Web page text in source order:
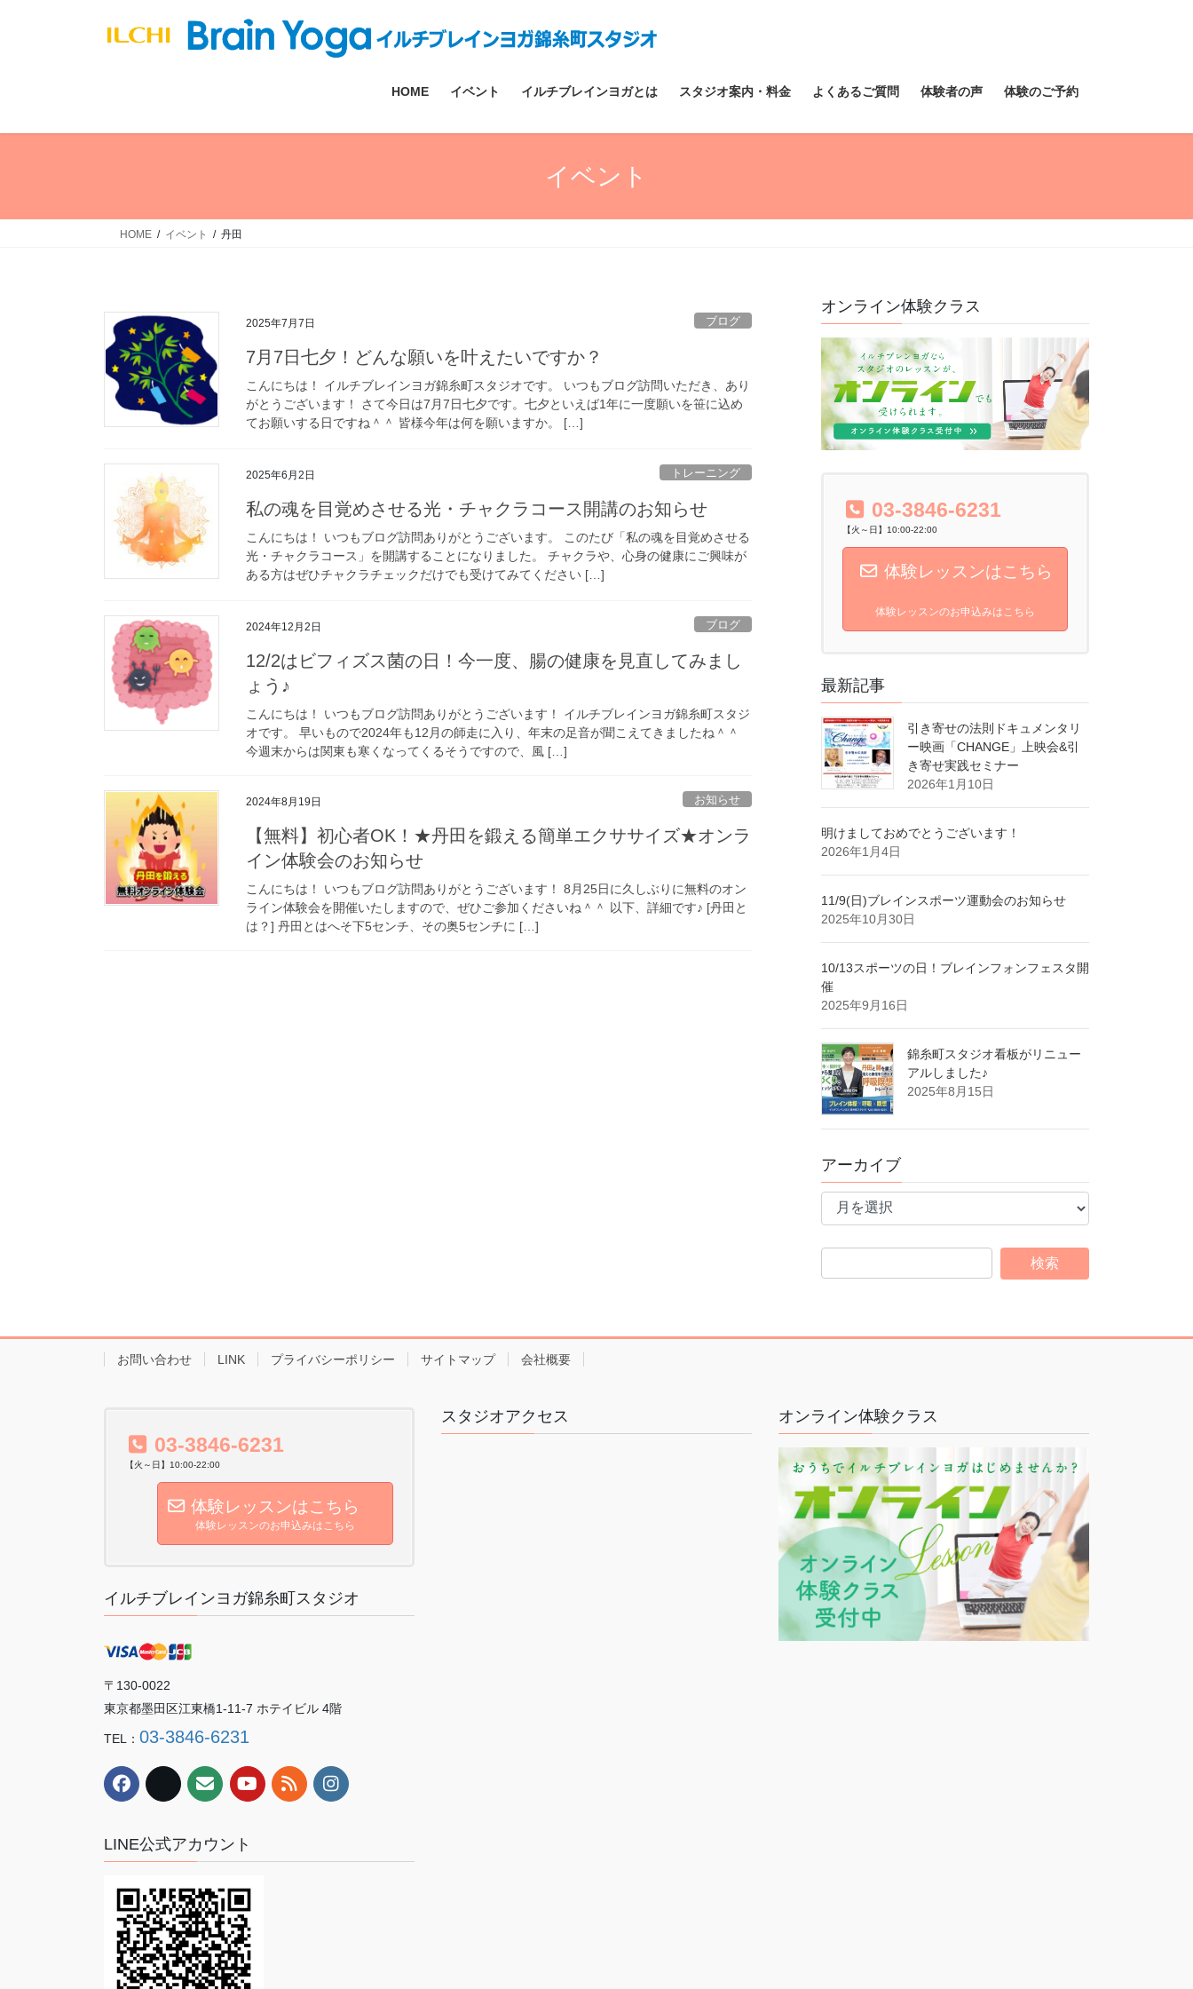
ス
ン
HOME イベント イルチブレインヨガとは スタジオ案内・料金 よくあるご質問 体験者の声 体験のご予約
イベント
HOME イベント 丹田
2025年7月7日 ブログ
7月7日七夕！どんな願いを叶えたいですか？
こんにちは！ イルチブレインヨガ錦糸町スタジオです。 いつもブログ訪問いただき、あり
がとうございます！ さて今日は7月7日七夕です。七夕といえば1年に一度願いを笹に込め
てお願いする日ですね＾＾ 皆様今年は何を願いますか。 […]
2025年6月2日 トレーニング
私の魂を目覚めさせる光・チャクラコース開講のお知らせ
こんにちは！ いつもブログ訪問ありがとうございます。 このたび「私の魂を目覚めさせる
光・チャクラコース」を開講することになりました。 チャクラや、心身の健康にご興味が
ある方はぜひチャクラチェックだけでも受けてみてください […]
2024年12月2日 ブログ
12/2はビフィズス菌の日！今一度、腸の健康を見直してみまし
ょう♪
こんにちは！ いつもブログ訪問ありがとうございます！ イルチブレインヨガ錦糸町スタジ
オです。 早いもので2024年も12月の師走に入り、年末の足音が聞こえてきましたね＾＾
今週末からは関東も寒くなってくるそうですので、風 […]
2024年8月19日 お知らせ
【無料】初心者OK！★丹田を鍛える簡単エクササイズ★オンラ
イン体験会のお知らせ
こんにちは！ いつもブログ訪問ありがとうございます！ 8月25日に久しぶりに無料のオン
ライン体験会を開催いたしますので、ぜひご参加くださいね＾＾ 以下、詳細です♪ [丹田と
は？] 丹田とはへそ下5センチ、その奥5センチに […]
オンライン体験クラス
03-3846-6231
【火～日】10:00-22:00
体験レッスンはこちら
体験レッスンのお申込みはこちら
最新記事
引き寄せの法則ドキュメンタリ
ー映画「CHANGE」上映会&引
き寄せ実践セミナー
2026年1月10日
明けましておめでとうございます！
2026年1月4日
11/9(日)ブレインスポーツ運動会のお知らせ
2025年10月30日
10/13スポーツの日！ブレインフォンフェスタ開
催
2025年9月16日
錦糸町スタジオ看板がリニュー
アルしました♪
2025年8月15日
アーカイブ
ア
ブ
お問い合わせ LINK プライバシーポリシー サイトマップ 会社概要
03-3846-6231
【火～日】10:00-22:00
体験レッスンはこちら
体験レッスンのお申込みはこちら
イルチブレインヨガ錦糸町スタジオ
〒130-0022
東京都墨田区江東橋1-11-7 ホテイビル 4階
TEL： 03-3846-6231
LINE公式アカウント
スタジオアクセス オンライン体験クラス